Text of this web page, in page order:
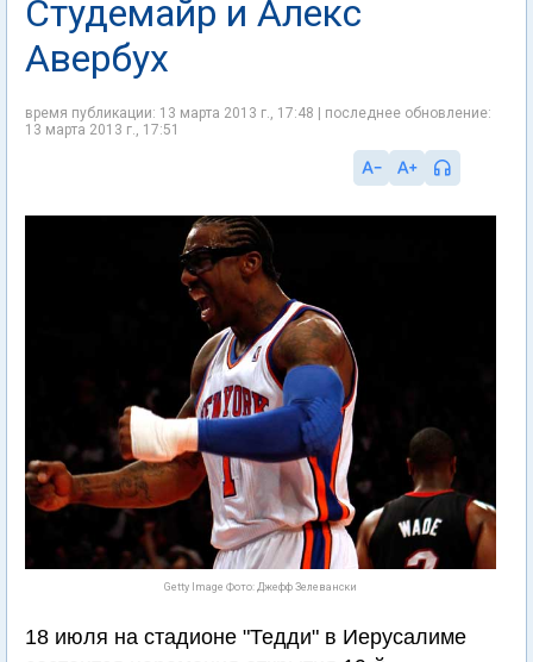
Студемайр и Алекс
Авербух
время публикации: 13 марта 2013 г., 17:48 | последнее обновление:
13 марта 2013 г., 17:51
Getty Image Фото: Джефф Зелевански
18 июля на стадионе "Тедди" в Иерусалиме